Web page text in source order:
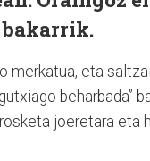
merkatua, eta
beharbada”
joeretara eta